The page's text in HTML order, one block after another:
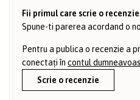
Fii primul care scrie o recenzie
Spune-ti parerea acordand o
Pentru a publica o recenzie a
conectați în contul
Scrie o recenzie